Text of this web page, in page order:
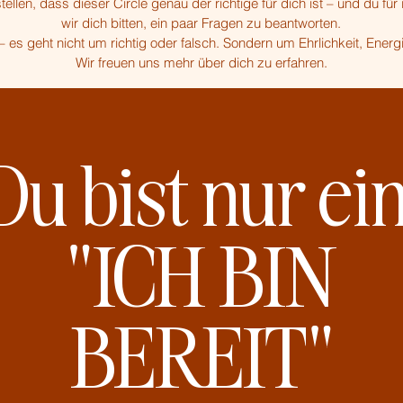
wir dich bitten, ein paar Fragen zu beantworten.
es geht nicht um richtig oder falsch. Sondern um Ehrlichkeit,
Wir freuen uns mehr über dich zu erfahren.
bist nur
"ICH BIN
BEREIT"